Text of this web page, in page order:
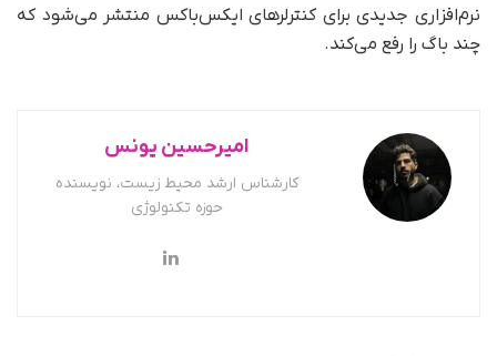
نرم‌افزاری جدیدی برای کنترلرهای ایکس‌باکس منتشر می‌شود که
چند باگ را رفع می‌کند.
امیرحسین یونس
کارشناس ارشد محیط زیست، نویسنده
حوزه تکنولوژی